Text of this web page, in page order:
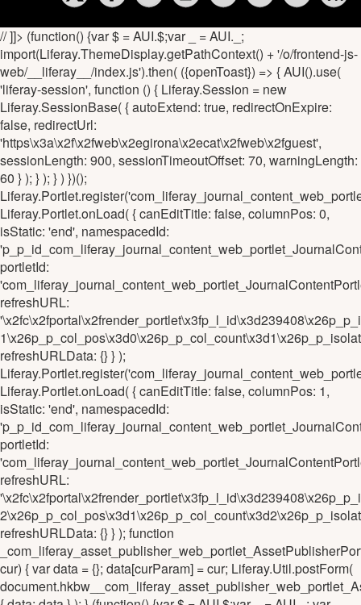
// ]]> (function() {var $ = AUI.$;var _ = AUI._;
import(Liferay.ThemeDisplay.getPathContext() + '/o/frontend-js-
web/__liferay__/index.js').then( ({openToast}) => { AUI().use(
'liferay-session', function () { Liferay.Session = new
Liferay.SessionBase( { autoExtend: true, redirectOnExpire:
false, redirectUrl:
'https\x3a\x2f\x2fweb\x2egirona\x2ecat\x2fweb\x2fguest',
sessionLength: 900, sessionTimeoutOffset: 70, warningLength:
60 } ); } ); } ) })();
Liferay.Portlet.onLoad( { canEditTitle: false, columnPos: 0,
isStatic: 'end', namespacedId:
portletId:
refreshURL:
refreshURLData: {} } );
Liferay.Portlet.onLoad( { canEditTitle: false, columnPos: 1,
isStatic: 'end', namespacedId:
portletId:
refreshURL:
refreshURLData: {} } ); function
cur) { var data = {}; data[curParam] = cur; Liferay.Util.postForm(